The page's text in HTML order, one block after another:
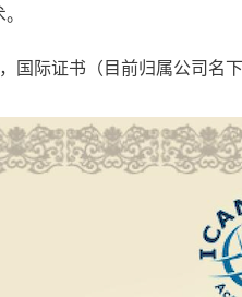
际证书（目前归属公司名下